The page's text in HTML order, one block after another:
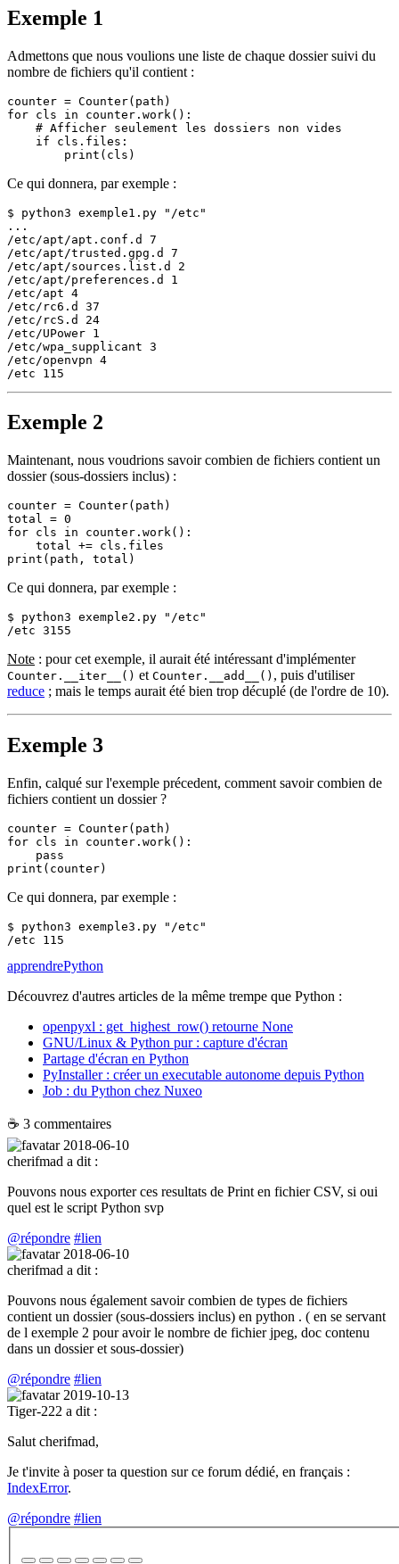
Exemple 1
Admettons que nous voulions une liste de chaque dossier suivi du
nombre de fichiers qu'il contient :
counter = Counter
for cls in counter. work ():
# Afficher seulement les dossiers non vides
if cls.files:
print
Ce qui donnera, par exemple :
$ python3 exemple1.py
"/etc"
...
/etc/apt/apt.conf.d 7
/etc/apt/trusted.gpg.d 7
/etc/apt/sources.list.d 2
/etc/apt/preferences.d 1
/etc/apt 4
/etc/rc6.d 37
/etc/rcS.d 24
/etc/UPower 1
/etc/wpa_supplicant 3
/etc/openvpn 4
Exemple 2
Maintenant, nous voudrions savoir combien de fichiers contient un
dossier (sous-dossiers inclus) :
counter = Counter(path)
total = 0
for cls in counter. work():
    total
+=
print
Ce qui donnera, par exemple :
$ python3 exemple2.py
"/etc"
Note : pour cet exemple, il aurait été intéressant d'implémenter
Counter.__iter__() et Counter.__add__() , puis d'utiliser
reduce ; mais le temps aurait été bien trop décuplé (de l'ordre de 10).
Exemple 3
Enfin, calqué sur l'exemple précedent, comment savoir combien de
fichiers contient un dossier ?
counter = Counter
for cls in counter. work():
pass
print
Ce qui donnera, par exemple :
$ python3 exemple3.py
"/etc"
apprendrePython
Découvrez d'autres articles de la même trempe que Python :
openpyxl : get_highest_row() retourne None
GNU/Linux & Python pur : capture d'écran
Partage d'écran en Python
PyInstaller : créer un executable autonome depuis Python
Job : du Python chez Nuxeo
☕ 3 commentaires
2018-06-10
cherifmad a dit :
Pouvons nous exporter ces resultats de Print en fichier CSV, si oui
quel est le script Python svp
@répondre #lien
2018-06-10
cherifmad a dit :
Pouvons nous également savoir combien de types de fichiers
contient un dossier (sous-dossiers inclus) en python . ( en se servant
de l exemple 2 pour avoir le nombre de fichier jpeg, doc contenu
dans un dossier et sous-dossier)
@répondre #lien
2019-10-13
Tiger-222 a dit :
Salut cherifmad,
Je t'invite à poser ta question sur ce forum dédié, en français :
IndexError.
@répondre #lien